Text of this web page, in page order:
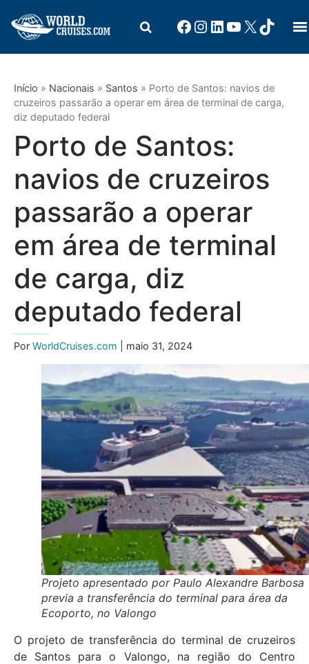
Início » Nacionais » Santos » Porto de Santos: navios de
cruzeiros passarão a operar em área de terminal de carga,
diz deputado federal
Porto de Santos:
navios de cruzeiros
passarão a operar
em área de terminal
de carga, diz
deputado federal
Por WorldCruises.com | maio 31, 2024
Projeto apresentado por Paulo Alexandre Barbosa
previa a transferência do terminal para área da
Ecoporto, no Valongo
O projeto de transferência do terminal de cruzeiros
de Santos para o Valongo, na região do Centro